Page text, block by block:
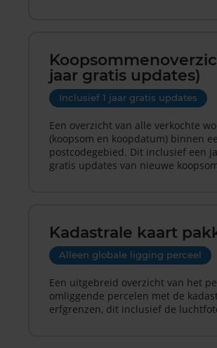
jaar gratis updates)
Inclusief 1 jaar gratis updates
Een overzicht van alle verkochte
(koopsom en koopdatum) binnen
postcodegebied. Dit inclusief een
gratis updates van nieuwe
Kadastrale kaart
Alleen globale ligging perceel
Een uitgebreid overzicht van het
omliggende percelen met de
erfgrenzen, dit inclusief de